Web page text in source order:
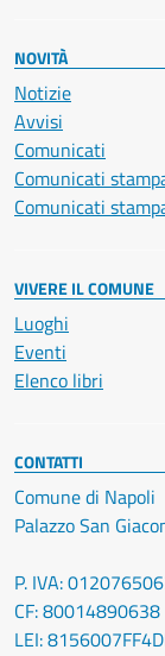
NOVITÀ
Notizie
Avvisi
Comunicati
Comunicati
Comunicati
VIVERE IL COMUNE
Luoghi
Eventi
Elenco libri
CONTATTI
Comune di Napoli
Palazzo San
P. IVA:
CF: 80014890638
LEI: